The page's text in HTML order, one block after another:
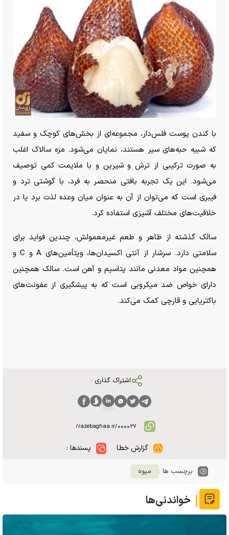
با کندن پوست فلس‌دار، مجموعه‌ای از بخش‌های کوچک و سفید
که شبیه حبه‌های سیر هستند، نمایان می‌شود. مزه سالاک اغلب
به صورت ترکیبی از ترش و شیرین و با ملایمت کمی توصیف
می‌شود. این یک تجربه بافتی منحصر به فرد، با گوشتی ترد و
فیبری است که می‌توان از آن به عنوان میان وعده لذت برد یا در
خلاقیت‌های مختلف آشپزی استفاده کرد.
سالک گذشته از ظاهر و طعم غیرمعمولش، چندین فواید برای
سلامتی دارد. سرشار از آنتی اکسیدان‌ها، ویتأمین‌های A و C و
همچنین مواد معدنی مانند پتاسیم و آهن است. سالک همچنین
دارای خواص ضد میکروبی است که به پیشگیری از عفونت‌های
باکتریایی و قارچی کمک می‌کند.
اشتراک گذاری :
گزارش خطا پسندها :
برچسب ها : میوه
خواندنی‌ها